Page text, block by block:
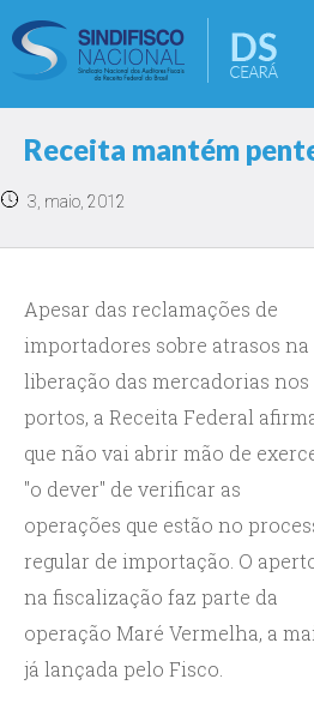
Receita mantém
3, maio, 2012
Apesar das reclamações de
importadores sobre atrasos na
liberação das mercadorias nos
portos, a Receita Federal
que não vai abrir mão de
"o dever" de verificar as
operações que estão no
regular de importação. O
na fiscalização faz parte da
operação Maré Vermelha, a
já lançada pelo Fisco.